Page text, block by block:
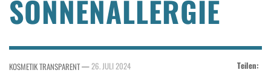
SONNENALLERGIE
Teilen:
KOSMETIK TRANSPARENT— 26. JULI 2024